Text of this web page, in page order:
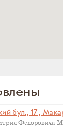
бул., 17 ,